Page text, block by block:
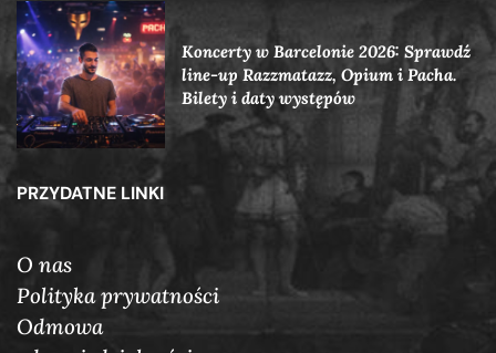
Koncerty w Barcelonie 2026: Sprawdź
line-up Razzmatazz, Opium i Pacha.
Bilety i daty występów
PRZYDATNE LINKI
O nas
Polityka prywatności
Odmowa